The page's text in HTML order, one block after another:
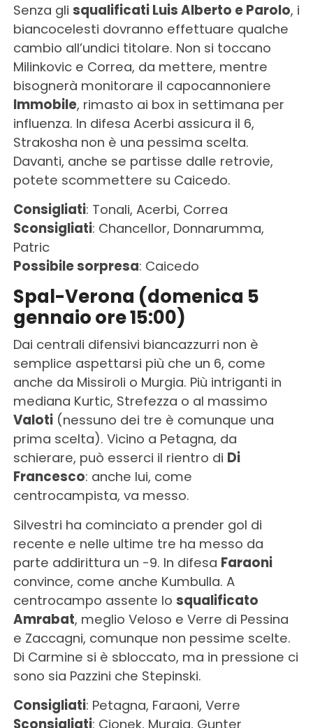
Senza gli squalificati Luis Alberto e Parolo, i
biancocelesti dovranno effettuare qualche
cambio all’undici titolare. Non si toccano
Milinkovic e Correa, da mettere, mentre
bisognerà monitorare il capocannoniere
Immobile, rimasto ai box in settimana per
influenza. In difesa Acerbi assicura il 6,
Strakosha non è una pessima scelta.
Davanti, anche se partisse dalle retrovie,
potete scommettere su Caicedo.
Consigliati: Tonali, Acerbi, Correa
Sconsigliati: Chancellor, Donnarumma,
Patric
Possibile sorpresa: Caicedo
Spal-Verona (domenica 5
gennaio ore 15:00)
Dai centrali difensivi biancazzurri non è
semplice aspettarsi più che un 6, come
anche da Missiroli o Murgia. Più intriganti in
mediana Kurtic, Strefezza o al massimo
Valoti(nessuno dei tre è comunque una
prima scelta). Vicino a Petagna, da
schierare, può esserci il rientro di Di
Francesco: anche lui, come
centrocampista, va messo.
Silvestri ha cominciato a prender gol di
recente e nelle ultime tre ha messo da
parte addirittura un -9. In difesa Faraoni
convince, come anche Kumbulla. A
centrocampo assente lo squalificato
Amrabat, meglio Veloso e Verre di Pessina
e Zaccagni, comunque non pessime scelte.
Di Carmine si è sbloccato, ma in pressione ci
sono sia Pazzini che Stepinski.
Consigliati: Petagna, Faraoni, Verre
Sconsigliati: Cionek, Murgia, Gunter